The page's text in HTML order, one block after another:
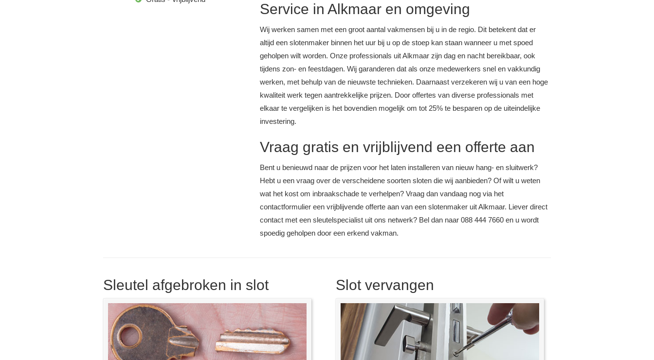
Service in Alkmaar en omgeving
Wij werken samen met een groot aantal vakmensen bij u in de regio. Dit betekent dat er
altijd een slotenmaker binnen het uur bij u op de stoep kan staan wanneer u met spoed
geholpen wilt worden. Onze professionals uit Alkmaar zijn dag en nacht bereikbaar, ook
tijdens zon- en feestdagen. Wij garanderen dat als onze medewerkers snel en vakkundig
werken, met behulp van de nieuwste technieken. Daarnaast verzekeren wij u van een hoge
kwaliteit werk tegen aantrekkelijke prijzen. Door offertes van diverse professionals met
elkaar te vergelijken is het bovendien mogelijk om tot 25% te besparen op de uiteindelijke
investering.
Vraag gratis en vrijblijvend een offerte aan
Bent u benieuwd naar de prijzen voor het laten installeren van nieuw hang- en sluitwerk?
Hebt u een vraag over de verscheidene soorten sloten die wij aanbieden? Of wilt u weten
wat het kost om inbraakschade te verhelpen? Vraag dan vandaag nog via het
contactformulier een vrijblijvende offerte aan van een slotenmaker uit Alkmaar. Liever direct
contact met een sleutelspecialist uit ons netwerk? Bel dan naar 088 444 7660 en u wordt
spoedig geholpen door een erkend vakman.
Sleutel afgebroken in slot Slot vervangen